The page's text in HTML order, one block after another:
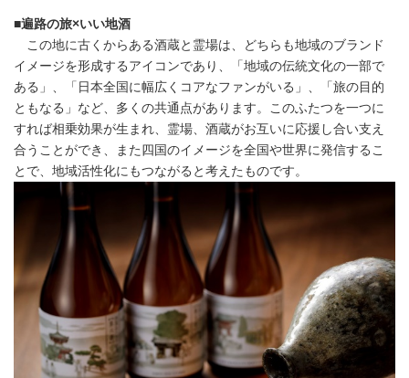
■遍路の旅×いい地酒
この地に古くからある酒蔵と霊場は、どちらも地域のブランド
イメージを形成するアイコンであり、「地域の伝統文化の一部で
ある」、「日本全国に幅広くコアなファンがいる」、「旅の目的
ともなる」など、多くの共通点があります。このふたつを一つに
すれば相乗効果が生まれ、霊場、酒蔵がお互いに応援し合い支え
合うことができ、また四国のイメージを全国や世界に発信するこ
とで、地域活性化にもつながると考えたものです。